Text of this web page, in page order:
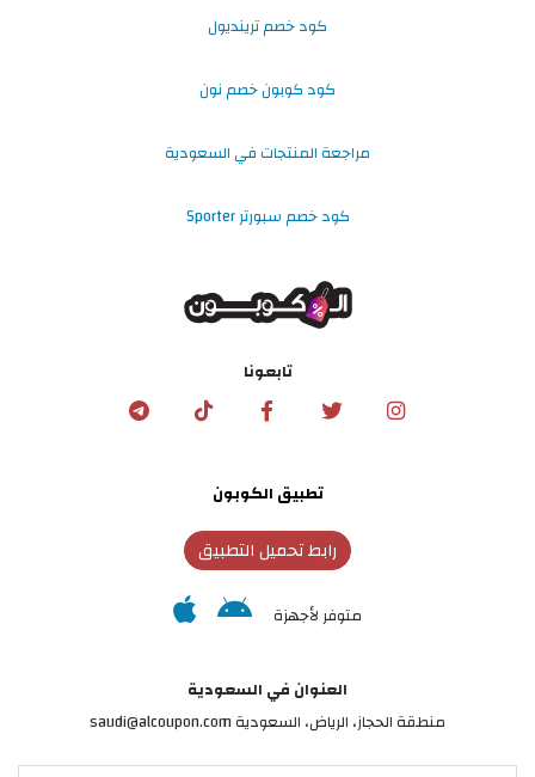
كود خصم ترينديول
كود كوبون خصم نون
مراجعة المنتجات في السعودية
كود خصم سبورتر Sporter
تابعونا
تطبيق الكوبون
رابط تحميل التطبيق
متوفر لأجهزة
العنوان في السعودية
منطقة الحجاز، الرياض، السعودية saudi@alcoupon.com